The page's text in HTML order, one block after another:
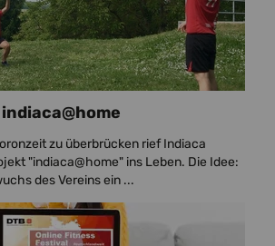
zu überbrücken rief Indiaca
"indiaca@home" ins Leben. Die Idee:
des Vereins ein ...